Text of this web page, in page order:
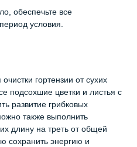
обеспечьте все
условия.
гортензии от сухих
подсохшие цветки и листья с
развитие грибковых
также выполнить
длину на треть от общей
сохранить энергию и